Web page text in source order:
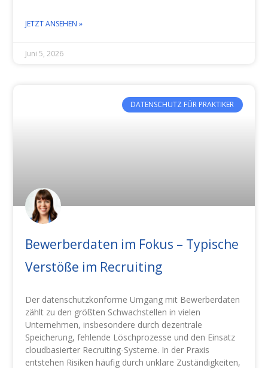
JETZT ANSEHEN »
Juni 5, 2026
DATENSCHUTZ FÜR PRAKTIKER
Bewerberdaten im Fokus – Typische
Verstöße im Recruiting
Der datenschutzkonforme Umgang mit Bewerberdaten
zählt zu den größten Schwachstellen in vielen
Unternehmen, insbesondere durch dezentrale
Speicherung, fehlende Löschprozesse und den Einsatz
cloudbasierter Recruiting-Systeme. In der Praxis
entstehen Risiken häufig durch unklare Zuständigkeiten,